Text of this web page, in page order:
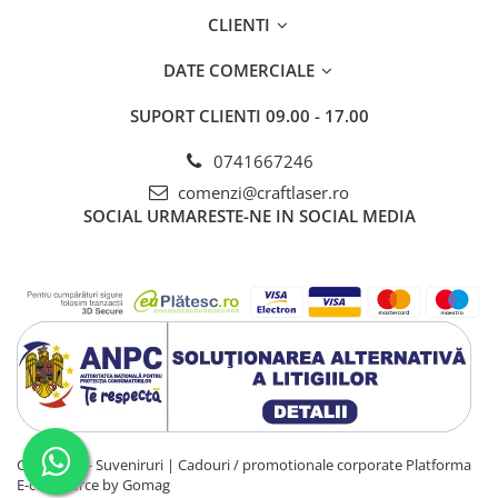
CLIENTI
DATE COMERCIALE
SUPORT CLIENTI 09.00 - 17.00
0741667246
comenzi@craftlaser.ro
SOCIAL URMARESTE-NE IN SOCIAL MEDIA
CraftLaser - Suveniruri | Cadouri / promotionale corporate Platforma
E-commerce by Gomag